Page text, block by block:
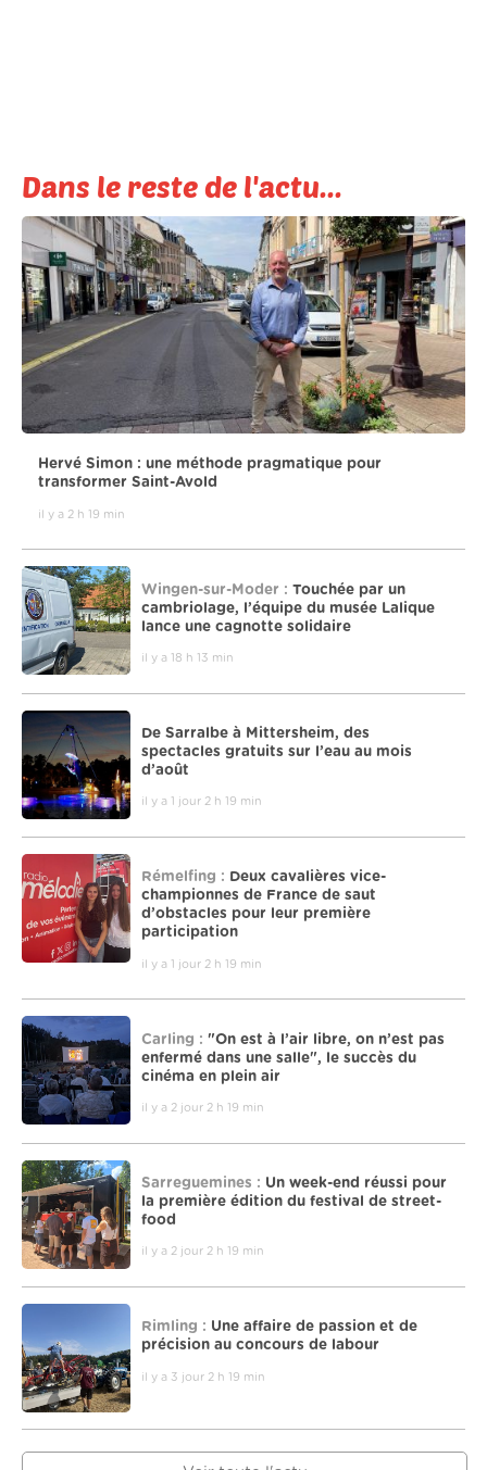
Dans le reste de l'actu...
Hervé Simon : une méthode pragmatique pour
transformer Saint-Avold
il y a 2 h 19 min
Wingen-sur-Moder : Touchée par un
cambriolage, l’équipe du musée Lalique
lance une cagnotte solidaire
il y a 18 h 13 min
De Sarralbe à Mittersheim, des
spectacles gratuits sur l’eau au mois
d’août
il y a 1 jour 2 h 19 min
Rémelfing : Deux cavalières vice-
championnes de France de saut
d’obstacles pour leur première
participation
il y a 1 jour 2 h 19 min
Carling : "On est à l’air libre, on n’est pas
enfermé dans une salle", le succès du
cinéma en plein air
il y a 2 jour 2 h 19 min
Sarreguemines : Un week-end réussi pour
la première édition du festival de street-
food
il y a 2 jour 2 h 19 min
Rimling : Une affaire de passion et de
précision au concours de labour
il y a 3 jour 2 h 19 min